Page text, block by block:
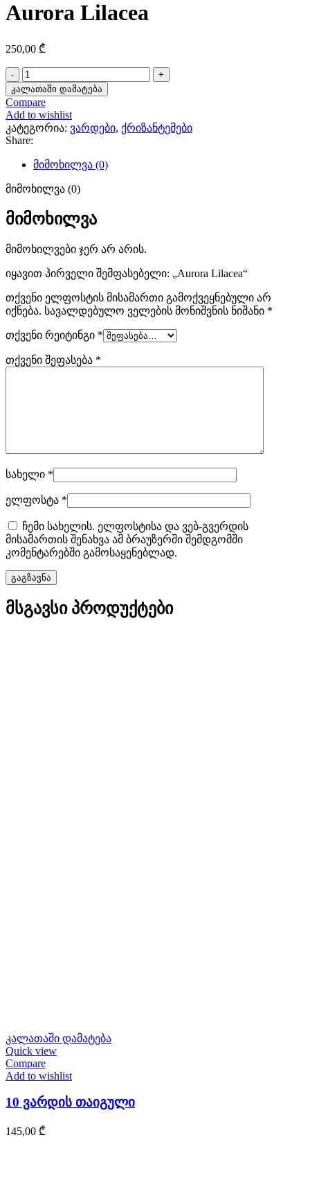
Aurora Lilacea
250,00 ₾
რაოდენობა:
Aurora
Lilacea
კალათაში დამატება
Compare
Add to wishlist
კატეგორია: ვარდები, ქრიზანტემები
Share:
მიმოხილვა (0)
მიმოხილვა (0)
მიმოხილვა
მიმოხილვები ჯერ არ არის.
იყავით პირველი შემფასებელი: „Aurora Lilacea“
თქვენი ელფოსტის მისამართი გამოქვეყნებული არ
იქნება. სავალდებულო ველების მონიშვნის ნიშანი *
თქვენი რეიტინგი *
თქვენი შეფასება *
სახელი *
ელფოსტა *
ჩემი სახელის. ელფოსტისა და ვებ-გვერდის
მისამართის შენახვა ამ ბრაუზერში შემდგომში
კომენტარებში გამოსაყენებლად.
მსგავსი პროდუქტები
კალათაში დამატება
Quick view
Compare
Add to wishlist
10 ვარდის თაიგული
145,00 ₾